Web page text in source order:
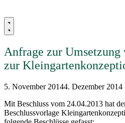
Anfrage zur Umsetzung
zur
5. November 20144. Dezember 2014
Mit Beschluss vom 24.04.2013 hat
Beschlussvorlage